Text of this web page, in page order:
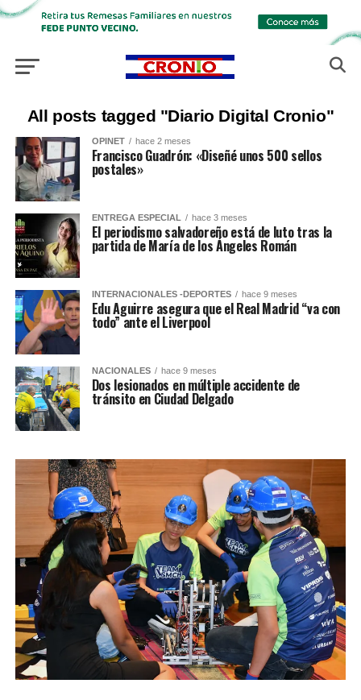
All posts tagged "Diario Digital Cronio"
OPINET hace 2 meses
Francisco Guadrón: «Diseñé unos 500 sellos
postales»
ENTREGA ESPECIAL hace 3 meses
El periodismo salvadoreño está de luto tras la
partida de María de los Ángeles Román
INTERNACIONALES -DEPORTES hace 9 meses
Edu Aguirre asegura que el Real Madrid “va con
todo” ante el Liverpool
NACIONALES hace 9 meses
Dos lesionados en múltiple accidente de
tránsito en Ciudad Delgado